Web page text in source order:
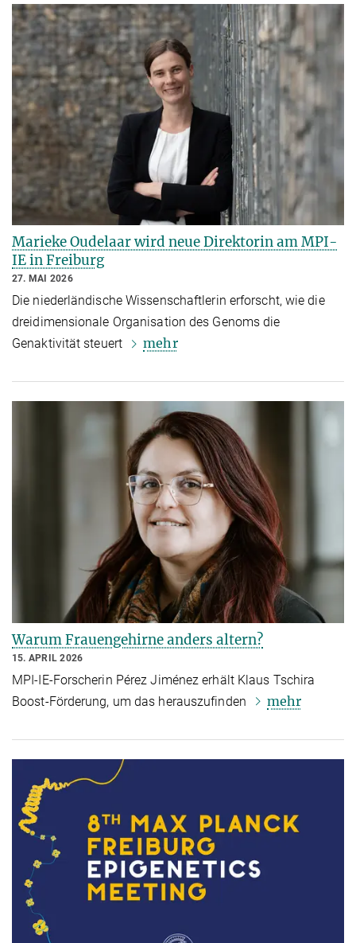
Marieke Oudelaar wird neue Direktorin am MPI-
IE in Freiburg
27. MAI 2026
Die niederländische Wissenschaftlerin erforscht, wie die
dreidimensionale Organisation des Genoms die
Genaktivität steuert
mehr
Warum Frauengehirne anders altern?
15. APRIL 2026
MPI-IE-Forscherin Pérez Jiménez erhält Klaus Tschira
Boost-Förderung, um das herauszufinden
mehr